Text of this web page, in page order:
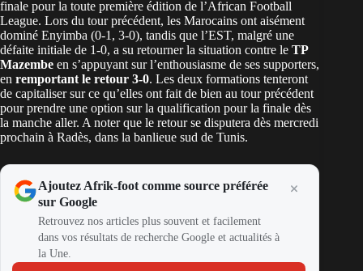
finale pour la toute première édition de l’African Football
League. Lors du tour précédent, les Marocains ont aisément
dominé Enyimba (0-1, 3-0), tandis que l’EST, malgré une
défaite initiale de 1-0, a su retourner la situation contre le TP
Mazembe en s’appuyant sur l’enthousiasme de ses supporters,
en remportant le retour 3-0. Les deux formations tenteront
de capitaliser sur ce qu’elles ont fait de bien au tour précédent
pour prendre une option sur la qualification pour la finale dès
la manche aller. A noter que le retour se disputera dès mercredi
prochain à Radès, dans la banlieue sud de Tunis.
Ajoutez Afrik-foot comme source préférée
sur Google
Retrouvez nos articles plus souvent et facilement
dans vos résultats de recherche Google et actualités à
la Une.